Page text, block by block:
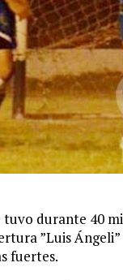
durante 40
”Luis
fuertes.